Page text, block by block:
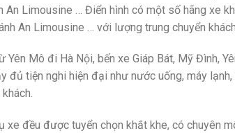
An Limousine … Điển hình có một số hãng xe
An Limousine … với lượng trung chuyển
Yên Mô đi Hà Nội, bến xe Giáp Bát, Mỹ Đình,
đủ tiện nghi hiện đại như nước uống, máy
xe đều được tuyển chọn khắt khe, có chuyên